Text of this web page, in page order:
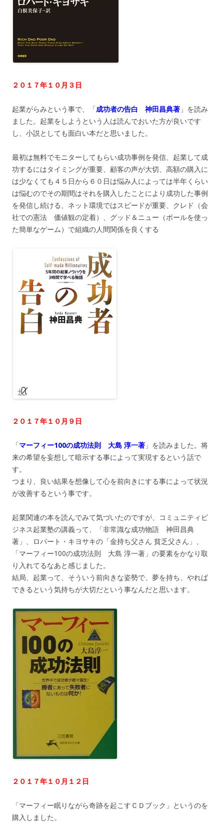
２０１７年１０月３日
起業がらみという事で、「成功者の告白 神田昌典著 」を読み
ました。起業をしようという人は読んでおいた方が良いです
し、小説としても面白い本だと思いました。
最初は無料でモニターしてもらい成功事例を発信、起業して成
功するにはタイミングが重要、顧客の声が大切、高額の購入に
は少なくても４５日から６０日は悩み人によっては半年くらい
は悩むのでその期間はそれを購入したことにより成功した事例
を発信し続ける、ネット環境ではスピードが重要、クレド（会
社での憲法 価値観の定着）、グッド＆ニュー（ボールを使っ
た簡単なゲーム）で組織の人間関係を良くする
２０１７年１０月９日
「マーフィー100の成功法則 大島 淳一著 」を読みました。将
来の希望を妄想して暗示する事によって実現するという話で
す。
つまり、良い結果を想像して心を前向きにする事によって状況
が改善するという事です。
起業関連の本を読んでみて気づいたのですが、コミュニティビ
ジネス起業塾の講義って、「非常識な成功物語 神田昌典
著」、ロバート・キヨサキの「金持ち父さん 貧乏父さん」、
「マーフィー100の成功法則 大島 淳一著」の要素をかなり取
り入れてるなあと感じました。
結局、起業って、そういう前向きな姿勢で、夢を持ち、やれば
できるという気持ちが大切だという事なんだと思います。
２０１７年１０月１２日
「マーフィー眠りながら奇跡を起こすＣＤブック」というのを
購入しました。